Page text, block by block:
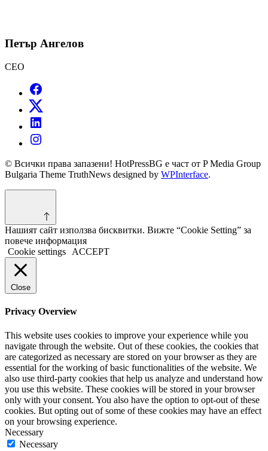
Петър Ангелов
CEO
© Всички права запазени! HotPressBG е част от P Media Group
Bulgaria Theme TruthNews designed by WPInterface.
Нашият сайт използва бисквитки. Вижте “Cookie Setting” за
повече информация
Cookie settings
ACCEPT
Close
Privacy Overview
This website uses cookies to improve your experience while you
navigate through the website. Out of these cookies, the cookies that
are categorized as necessary are stored on your browser as they are
essential for the working of basic functionalities of the website. We
also use third-party cookies that help us analyze and understand how
you use this website. These cookies will be stored in your browser
only with your consent. You also have the option to opt-out of these
cookies. But opting out of some of these cookies may have an effect
on your browsing experience.
Necessary
Necessary